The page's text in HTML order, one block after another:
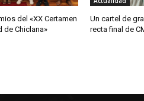
del «XX Certamen
de Chiclana»
Un cartel de
recta final de